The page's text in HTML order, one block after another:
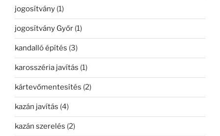
jogosítvány (1)
jogosítvány Győr (1)
kandalló építés (3)
karosszéria javítás (1)
kártevőmentesítés (2)
kazán javítás (4)
kazán szerelés (2)